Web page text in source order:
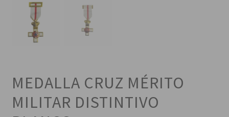
MEDALLA CRUZ MÉRITO
MILITAR DISTINTIVO